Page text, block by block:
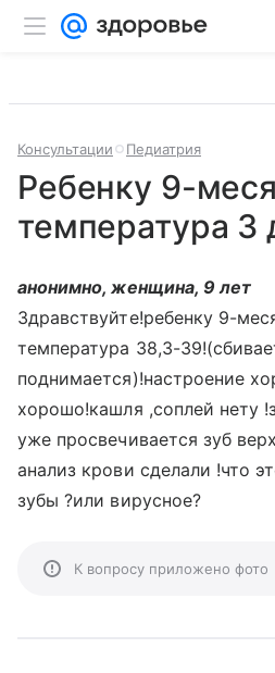
Консультации Педиатрия
Ребенку 9-
температура 3
анонимно, женщина, 9 лет
Здравствуйте!ребенку 9-
температура 38,3-
поднимается)!настроение
хорошо!кашля ,соплей нету
уже просвечивается зуб
анализ крови сделали !что
зубы ?или вирусное?
К вопросу приложено фото